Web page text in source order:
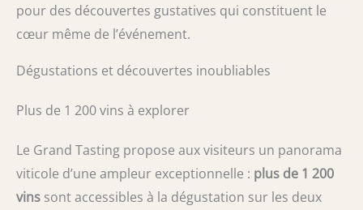
pour des découvertes gustatives qui constituent le
cœur même de l’événement.
Dégustations et découvertes inoubliables
Plus de 1 200 vins à explorer
Le Grand Tasting propose aux visiteurs un panorama
viticole d’une ampleur exceptionnelle : plus de 1 200
vins sont accessibles à la dégustation sur les deux